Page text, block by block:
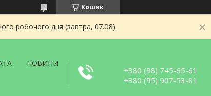
Кошик
робочого дня (завтра, 07.08).
НОВИНИ
+380 (98) 745-65-61
+380 (95) 907-53-81